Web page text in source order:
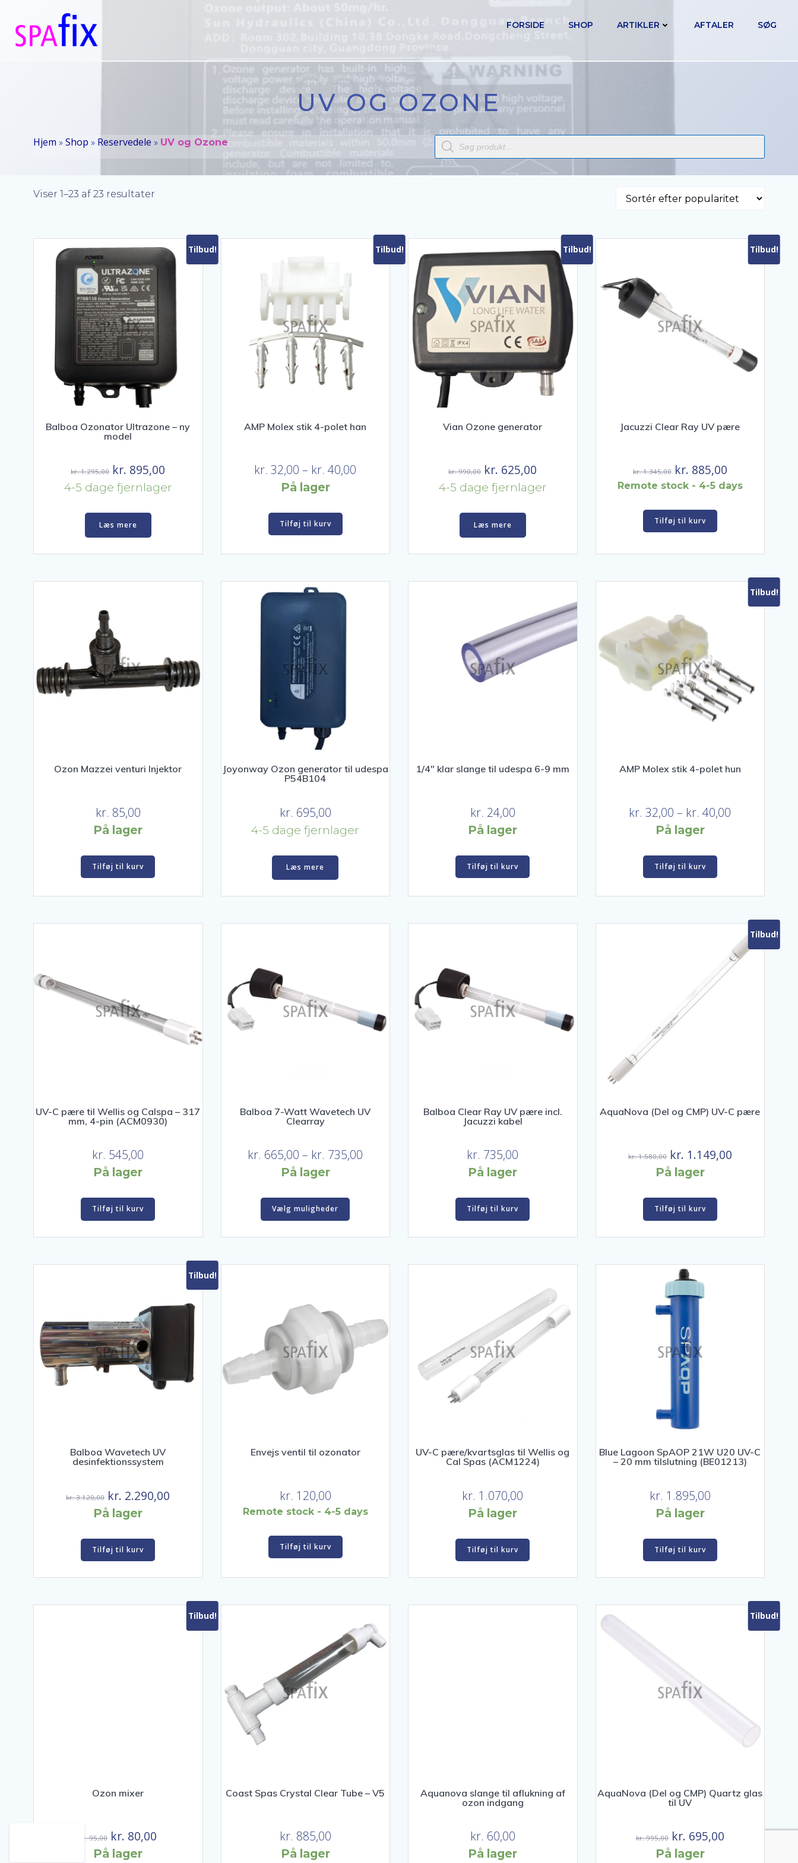
indhold
FORSIDE SHOP ARTIKLER AFTALER SØG
UV OG OZONE
Hjem » Shop » Reservedele » UV og Ozone
Products
search
Viser 1–23 af 23 resultater
Tilbud!
Balboa Ozonator Ultrazone – ny
model
kr.1.295,00 Den
oprindelige
kr. 1.295,00.
kr. 895,00
aktuelle
4-5 dage fjernlager
Læs mere
Tilbud!
AMP Molex stik 4-polet han
kr. 32,00 – kr. 40,00
På lager
Tilføj til kurv
Tilbud!
Vian Ozone generator
kr.990,00 Den
oprindelige
kr. 990,00.
kr. 625,00
aktuelle
4-5 dage fjernlager
Læs mere
Tilbud!
Jacuzzi Clear Ray UV pære
kr.1.345,00 Den
oprindelige
var:
kr. 1.345,00.
kr. 885,00Den
aktuelle
Remote stock - 4-5 days
Tilføj til kurv
Ozon Mazzei venturi Injektor
kr. 85,00
På lager
Tilføj til kurv
Joyonway Ozon generator til udespa
P54B104
kr. 695,00
4-5 dage fjernlager
Læs mere
1/4″ klar slange til udespa 6-9 mm
kr. 24,00
På lager
Tilføj til kurv
Tilbud!
AMP Molex stik 4-polet hun
kr. 32,00 – kr. 40,00
På lager
Tilføj til kurv
UV-C pære til Wellis og Calspa – 317
mm, 4-pin (ACM0930)
kr. 545,00
På lager
Tilføj til kurv
Balboa 7-Watt Wavetech UV
Clearray
kr. 665,00 – kr. 735,00
På lager
Vælg muligheder
Dette
varesiden
Balboa Clear Ray UV pære incl.
Jacuzzi kabel
kr. 735,00
På lager
Tilføj til kurv
Tilbud!
AquaNova (Del og CMP) UV-C pære
kr.1.580,00 Den
oprindelige
var:
kr. 1.580,00.
kr. 1.149,00Den
På lager
Tilføj til kurv
Tilbud!
Balboa Wavetech UV
desinfektionssystem
kr.3.120,00 Den
oprindelige
var:
kr. 3.120,00.
kr. 2.290,00
På lager
Tilføj til kurv
Envejs ventil til ozonator
kr. 120,00
Remote stock - 4-5 days
Tilføj til kurv
UV-C pære/kvartsglas til Wellis og
Cal Spas (ACM1224)
kr. 1.070,00
På lager
Tilføj til kurv
Blue Lagoon SpAOP 21W U20 UV-C
– 20 mm tilslutning (BE01213)
kr. 1.895,00
På lager
Tilføj til kurv
Tilbud!
Ozon mixer
kr.95,00 Den
oprindelige
kr. 80,00
På lager
Coast Spas Crystal Clear Tube – V5
kr. 885,00
På lager
Aquanova slange til aflukning af
ozon indgang
kr. 60,00
På lager
Tilbud!
AquaNova (Del og CMP) Quartz glas
til UV
kr.995,00 Den
oprindelige
kr. 695,00Den
På lager